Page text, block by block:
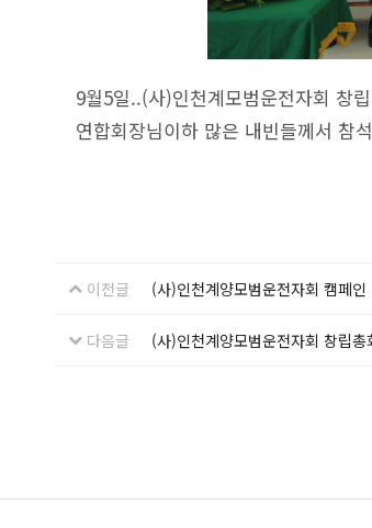
9월5일..(사)인천계모범운전자회 창
연합회장님이하 많은 내빈들께서 참
이전글 (사)인천계양모범운전자회 캠페인
다음글 (사)인천계양모범운전자회 창립총